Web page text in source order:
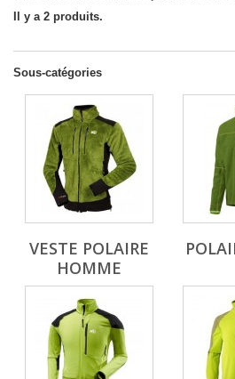
Il y a 2 produits.
Sous-catégories
VESTE POLAIRE
HOMME